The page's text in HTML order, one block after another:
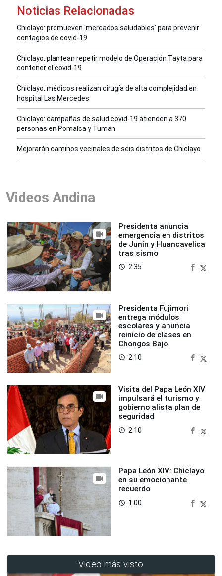
Noticias Relacionadas
Chiclayo: promueven 'mercados saludables' para prevenir
contagios de covid-19
Chiclayo: plantean repetir modelo de Operación Tayta para
contener el covid-19
Chiclayo: médicos realizan cirugía de alta complejidad en
hospital Las Mercedes
Chiclayo: campañas de salud covid-19 atienden a 370
personas en Pomalca y Tumán
Mejorarán caminos vecinales de seis distritos de Chiclayo
Videos Andina
Presidenta anuncia
emergencia en distritos
de Junín y Huancavelica
tras sismo
access_time 2:35
Presidenta Fujimori
entrega módulos
escolares y anuncia
reinicio de clases en
Chongos Bajo
access_time 2:10
Visita del Papa León XIV
impulsará el turismo y
gobierno alista plan de
seguridad
access_time 2:10
Papa León XIV: Chiclayo
en su emocionante
recuerdo
access_time 1:00
Video más visto